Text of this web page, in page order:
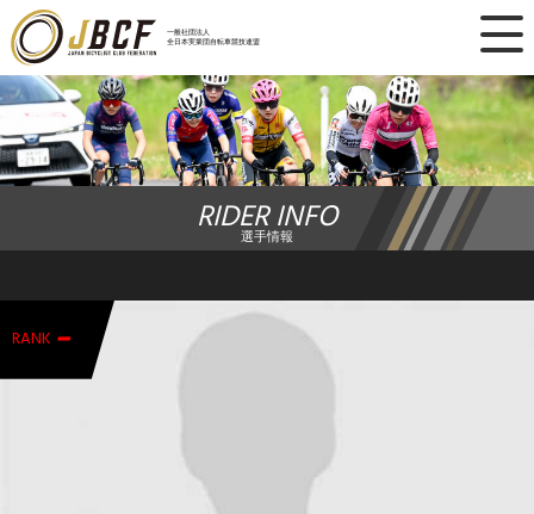
一般社団法人
全日本実業団自転車競技連盟
×
ニュース
レース日程
ランキング
チーム・選手
加盟・登録
RIDER INFO
選手情報
RANK -